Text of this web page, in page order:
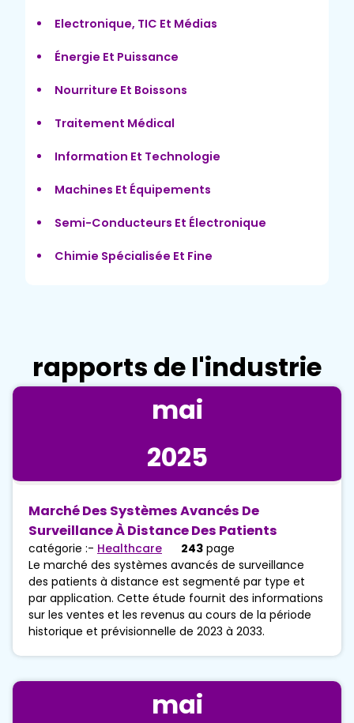
Electronique, TIC Et Médias
Énergie Et Puissance
Nourriture Et Boissons
Traitement Médical
Information Et Technologie
Machines Et Équipements
Semi-Conducteurs Et Électronique
Chimie Spécialisée Et Fine
rapports de l'industrie
mai
2025
Marché Des Systèmes Avancés De
Surveillance À Distance Des Patients
catégorie :- Healthcare 243 page
Le marché des systèmes avancés de surveillance
des patients à distance est segmenté par type et
par application. Cette étude fournit des informations
sur les ventes et les revenus au cours de la période
historique et prévisionnelle de 2023 à 2033.
mai